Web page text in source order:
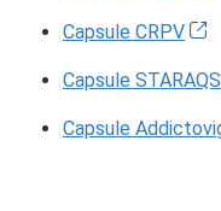
Capsule CRPV
Capsule STARAQS
Capsule